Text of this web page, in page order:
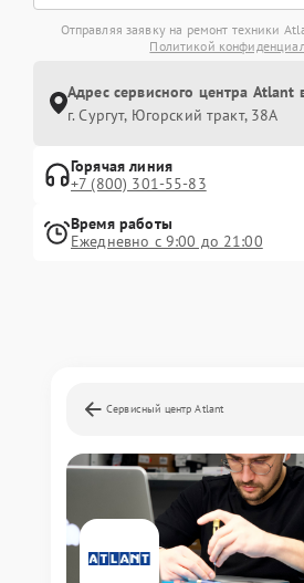
Отправляя заявку на ремонт техники
Политикой
Адрес сервисного центра Atlant
г. Сургут, Югорский тракт, 38А
Горячая линия
+7 (800) 301-55-83
Время работы
Ежедневно с 9:00 до 21:00
Сервисный центр Atlant